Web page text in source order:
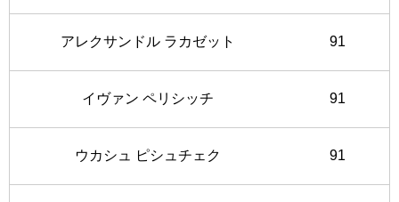
アレクサンドル ラカゼット 91
イヴァン ペリシッチ 91
ウカシュ ピシュチェク 91